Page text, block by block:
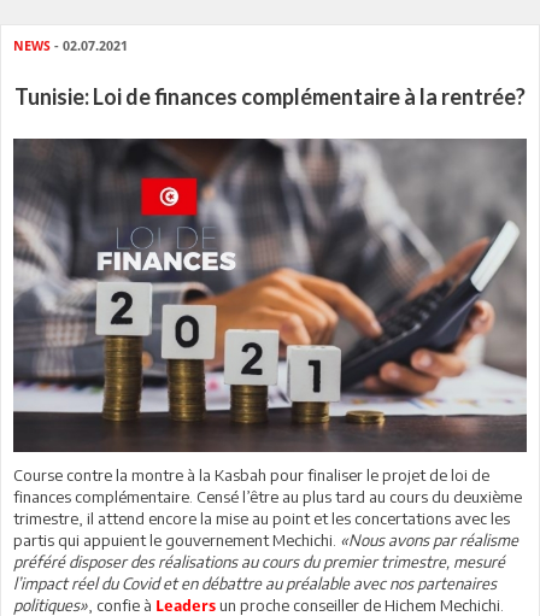
NEWS - 02.07.2021
Tunisie: Loi de finances complémentaire à la rentrée?
Course contre la montre à la Kasbah pour finaliser le projet de loi de
finances complémentaire. Censé l’être au plus tard au cours du deuxième
trimestre, il attend encore la mise au point et les concertations avec les
partis qui appuient le gouvernement Mechichi. «Nous avons par réalisme
préféré disposer des réalisations au cours du premier trimestre, mesuré
l’impact réel du Covid et en débattre au préalable avec nos partenaires
politiques» , confie à Leaders un proche conseiller de Hichem Mechichi.